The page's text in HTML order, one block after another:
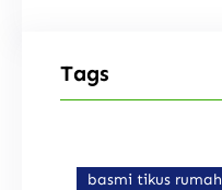
Tags
basmi tikus rumah